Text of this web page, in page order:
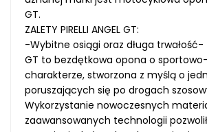
GT.
ZALETY PIRELLI ANGEL GT:
-Wybitne osiągi oraz długa trwałość-
GT to bezdętkowa opona o
charakterze, stworzona z myślą o
poruszających się po drogach
Wykorzystanie nowoczesnych
zaawansowanych technologii